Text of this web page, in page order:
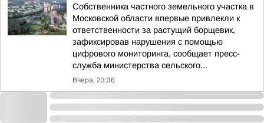
Собственника частного земельного участка в
Московской области впервые привлекли к
ответственности за растущий борщевик,
зафиксировав нарушения с помощью
цифрового мониторинга, сообщает пресс-
служба министерства сельского...
Вчера, 23:36